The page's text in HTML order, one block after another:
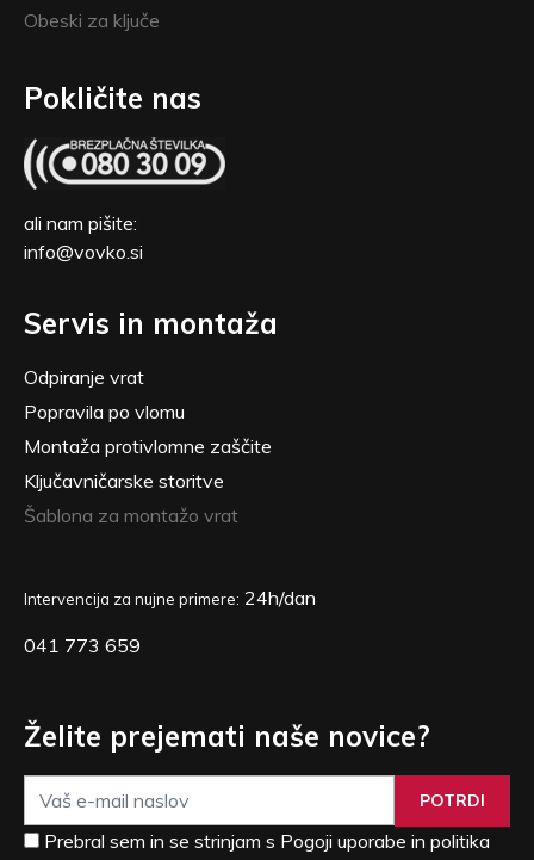
Obeski za ključe
Pokličite nas
ali nam pišite:
info@vovko.si
Servis in montaža
Odpiranje vrat
Popravila po vlomu
Montaža protivlomne zaščite
Ključavničarske storitve
Šablona za montažo vrat
Intervencija za nujne primere: 24h/dan
041 773 659
Želite prejemati naše novice?
POTRDI
Prebral sem in se strinjam s Pogoji uporabe in politika